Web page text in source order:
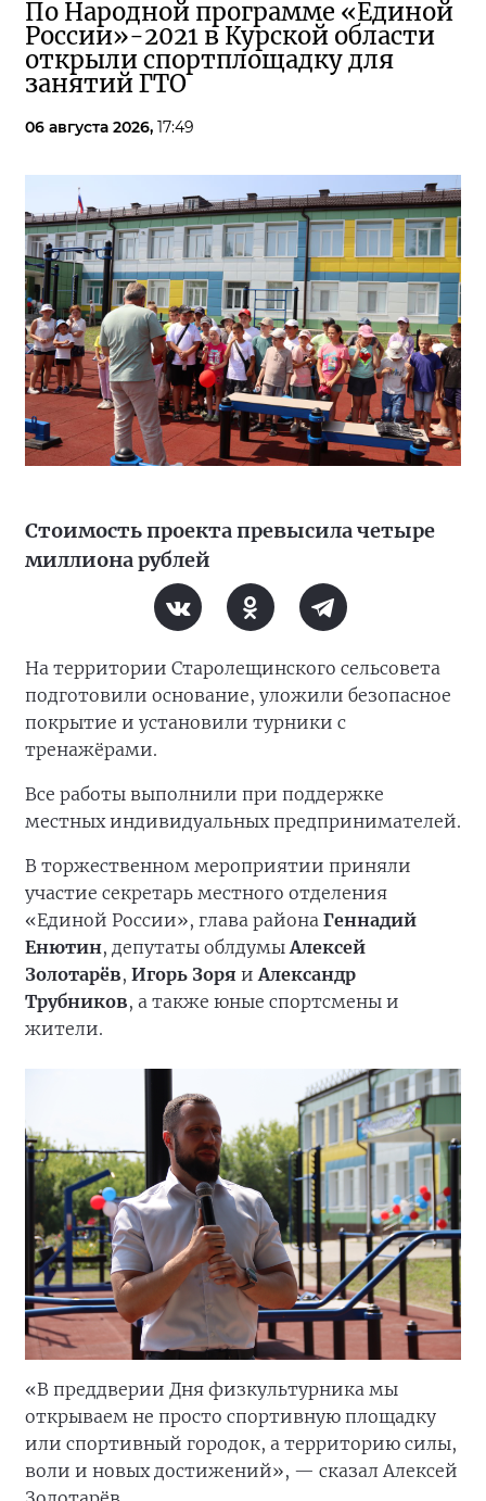
По Народной программе «Единой
России»-2021 в Курской области
открыли спортплощадку для
занятий ГТО
06 августа 2026, 17:49
Стоимость проекта превысила четыре
миллиона рублей
На территории Старолещинского сельсовета
подготовили основание, уложили безопасное
покрытие и установили турники с
тренажёрами.
Все работы выполнили при поддержке
местных индивидуальных предпринимателей.
В торжественном мероприятии приняли
участие секретарь местного отделения
«Единой России», глава района Геннадий
Енютин, депутаты облдумыАлексей
Золотарёв, Игорь Зоря иАлександр
Трубников, а также юные спортсмены и
жители.
«В преддверии Дня физкультурника мы
открываем не просто спортивную площадку
или спортивный городок, а территорию силы,
воли и новых достижений», — сказал Алексей